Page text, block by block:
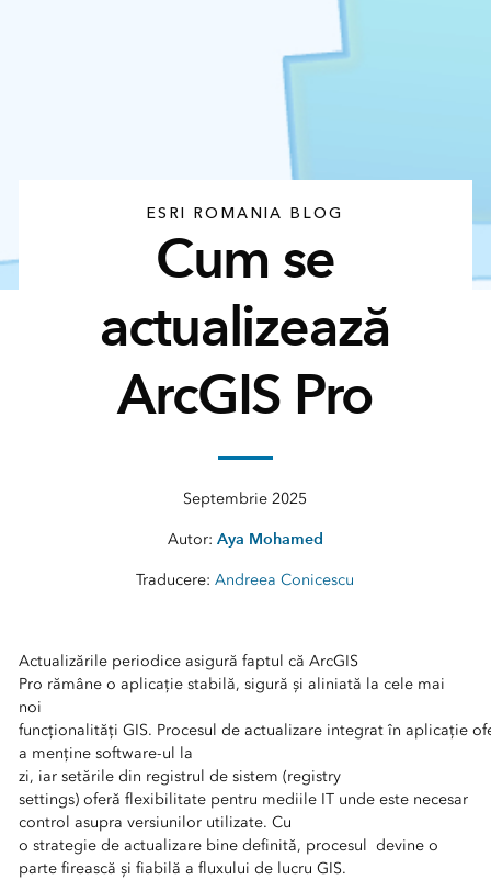
ESRI ROMANIA BLOG
Cum se
actualizează
ArcGIS Pro
Septembrie 2025
Autor: Aya Mohamed
Traducere:Andreea Conicescu
Actualizările periodice asigură faptul că ArcGIS
Pro rămâne o aplicație stabilă, sigură și aliniată la cele mai
noi
funcționalități GIS. Procesul de actualizare integrat în aplicație
a menține software-ul la
zi, iar setările din registrul de sistem (registry
settings) oferă flexibilitate pentru mediile IT unde este necesar
control asupra versiunilor utilizate. Cu
o strategie de actualizare bine definită, procesul devine o
parte firească și fiabilă a fluxului de lucru GIS.